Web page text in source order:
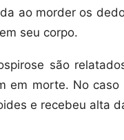
ao morder os
seu corpo.
são
em morte. No
e recebeu alta